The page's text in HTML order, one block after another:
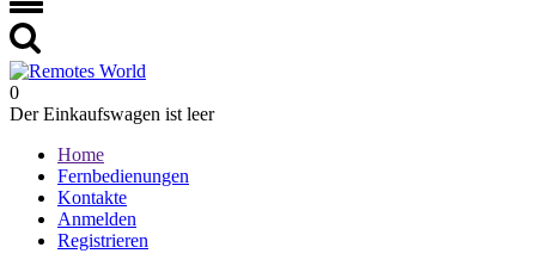
0
Der Einkaufswagen ist leer
Home
Fernbedienungen
Kontakte
Anmelden
Registrieren